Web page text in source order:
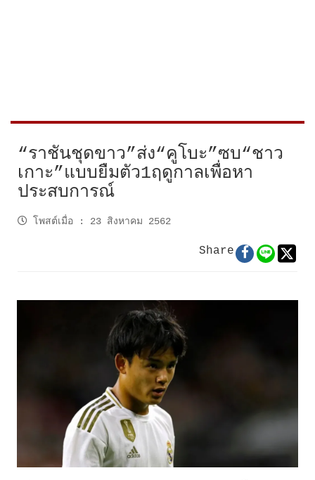
“ราชันชุดขาว”ส่ง“คูโบะ”ซบ“ชาว
เกาะ”แบบยืมตัว1ฤดูกาลเพื่อหา
ประสบการณ์
โพสต์เมื่อ : 23 สิงหาคม 2562
Share